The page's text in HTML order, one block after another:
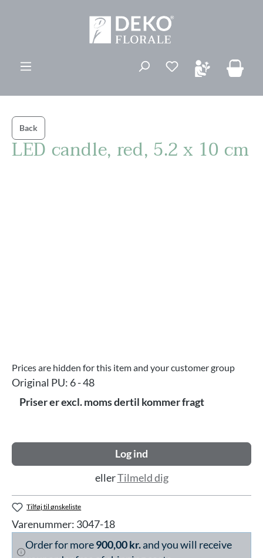
Du har 0
Back
LED candle, red, 5.2 x 10 cm
Prices are hidden for this item and your customer group
Original PU: 6 - 48
Priser er excl. moms dertil kommer fragt
Log ind
ellerTilmeld dig
Tilføj til ønskeliste
Varenummer: 3047-18
Order for more900,00 kr.and you will receive